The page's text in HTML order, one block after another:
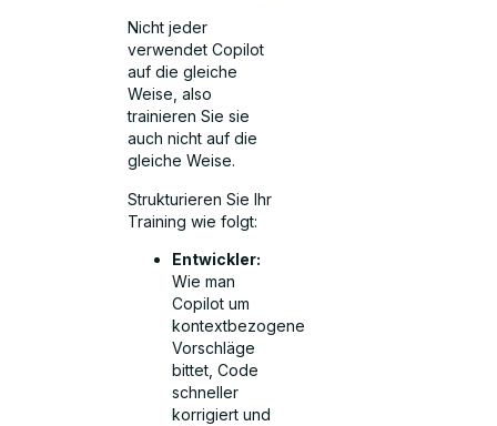
Nicht jeder
verwendet Copilot
auf die gleiche
Weise, also
trainieren Sie sie
auch nicht auf die
gleiche Weise.
Strukturieren Sie Ihr
Training wie folgt:
Entwickler:
Wie man
Copilot um
kontextbezogene
Vorschläge
bittet, Code
schneller
korrigiert und